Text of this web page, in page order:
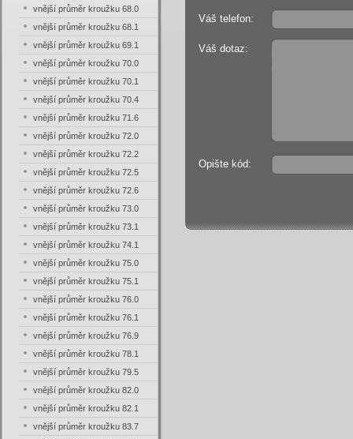
Váš telefon:
Váš dotaz:
Opište kód:
vnější průměr kroužku 68.0
vnější průměr kroužku 68.1
vnější průměr kroužku 69.1
vnější průměr kroužku 70.0
vnější průměr kroužku 70.1
vnější průměr kroužku 70.4
vnější průměr kroužku 71.6
vnější průměr kroužku 72.0
vnější průměr kroužku 72.2
vnější průměr kroužku 72.5
vnější průměr kroužku 72.6
vnější průměr kroužku 73.0
vnější průměr kroužku 73.1
vnější průměr kroužku 74.1
vnější průměr kroužku 75.0
vnější průměr kroužku 75.1
vnější průměr kroužku 76.0
vnější průměr kroužku 76.1
vnější průměr kroužku 76.9
vnější průměr kroužku 78.1
vnější průměr kroužku 79.5
vnější průměr kroužku 82.0
vnější průměr kroužku 82.1
vnější průměr kroužku 83.7